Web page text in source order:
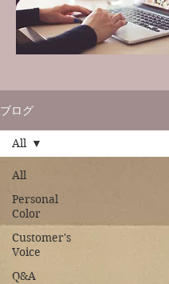
ブログ
All
Personal
Color
Customer's
Voice
Q&A
All